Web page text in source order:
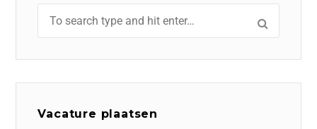
Vacature plaatsen